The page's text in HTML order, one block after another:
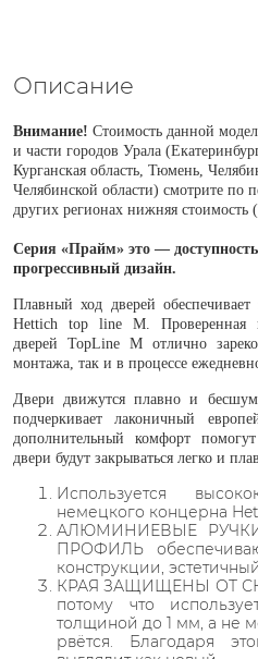
Описание
Внимание! Стоимость данной
и части городов Урала
Курганская область, Тюмень,
Челябинской области) смотрите по
других регионах нижняя стоимость
Серия «Прайм» это —
прогрессивный дизайн.
Плавный ход дверей обеспечивает
Hettich top line M. Проверенная
дверей TopLine M отлично
монтажа, так и в процессе
Двери движутся плавно и
подчеркивает лаконичный
дополнительный комфорт
двери будут закрываться легко и
Используется
немецкого концерна
АЛЮМИНИЕВЫЕ
ПРОФИЛЬ
конструкции,
КРАЯ ЗАЩИЩЕНЫ ОТ
потому что
толщиной до 1 мм, а не
рвётся. Благодаря